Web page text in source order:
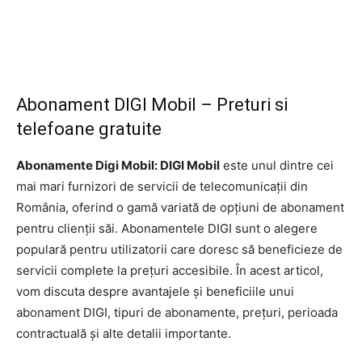
Abonament DIGI Mobil – Preturi si
telefoane gratuite
Abonamente Digi Mobil: DIGI Mobil este unul dintre cei
mai mari furnizori de servicii de telecomunicații din
România, oferind o gamă variată de opțiuni de abonament
pentru clienții săi. Abonamentele DIGI sunt o alegere
populară pentru utilizatorii care doresc să beneficieze de
servicii complete la prețuri accesibile. În acest articol,
vom discuta despre avantajele și beneficiile unui
abonament DIGI, tipuri de abonamente, prețuri, perioada
contractuală și alte detalii importante.